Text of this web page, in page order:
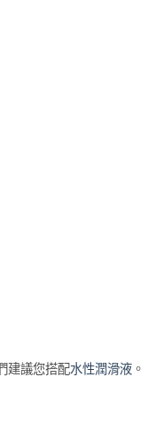
建議您搭配水性潤滑液。